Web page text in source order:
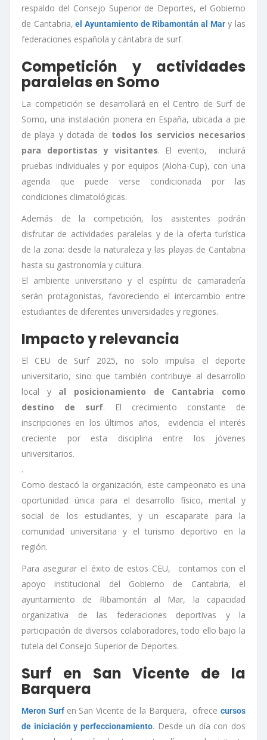
respaldo del Consejo Superior de Deportes, el Gobierno
de Cantabria, el Ayuntamiento de Ribamontán al Mary las
federaciones española y cántabra de surf.
Competición y actividades
paralelas en Somo
La competición se desarrollará en el Centro de Surf de
Somo, una instalación pionera en España, ubicada a pie
de playa y dotada de todos los servicios necesarios
para deportistas y visitantes. El evento, incluirá
pruebas individuales y por equipos (Aloha-Cup), con una
agenda que puede verse condicionada por las
condiciones climatológicas.
Además de la competición, los asistentes podrán
disfrutar de actividades paralelas y de la oferta turística
de la zona: desde la naturaleza y las playas de Cantabria
hasta su gastronomía y cultura.
El ambiente universitario y el espíritu de camaradería
serán protagonistas, favoreciendo el intercambio entre
estudiantes de diferentes universidades y regiones.
Impacto y relevancia
El CEU de Surf 2025, no solo impulsa el deporte
universitario, sino que también contribuye al desarrollo
local y al posicionamiento de Cantabria como
destino de surf. El crecimiento constante de
inscripciones en los últimos años, evidencia el interés
creciente por esta disciplina entre los jóvenes
universitarios.
.
Como destacó la organización, este campeonato es una
oportunidad única para el desarrollo físico, mental y
social de los estudiantes, y un escaparate para la
comunidad universitaria y el turismo deportivo en la
región.
Para asegurar el éxito de estos CEU, contamos con el
apoyo institucional del Gobierno de Cantabria, el
ayuntamiento de Ribamontán al Mar, la capacidad
organizativa de las federaciones deportivas y la
participación de diversos colaboradores, todo ello bajo la
tutela del Consejo Superior de Deportes.
Surf en San Vicente de la
Barquera
Meron Surf en San Vicente de la Barquera, ofrececursos
de iniciación y perfeccionamiento. Desde un día con dos